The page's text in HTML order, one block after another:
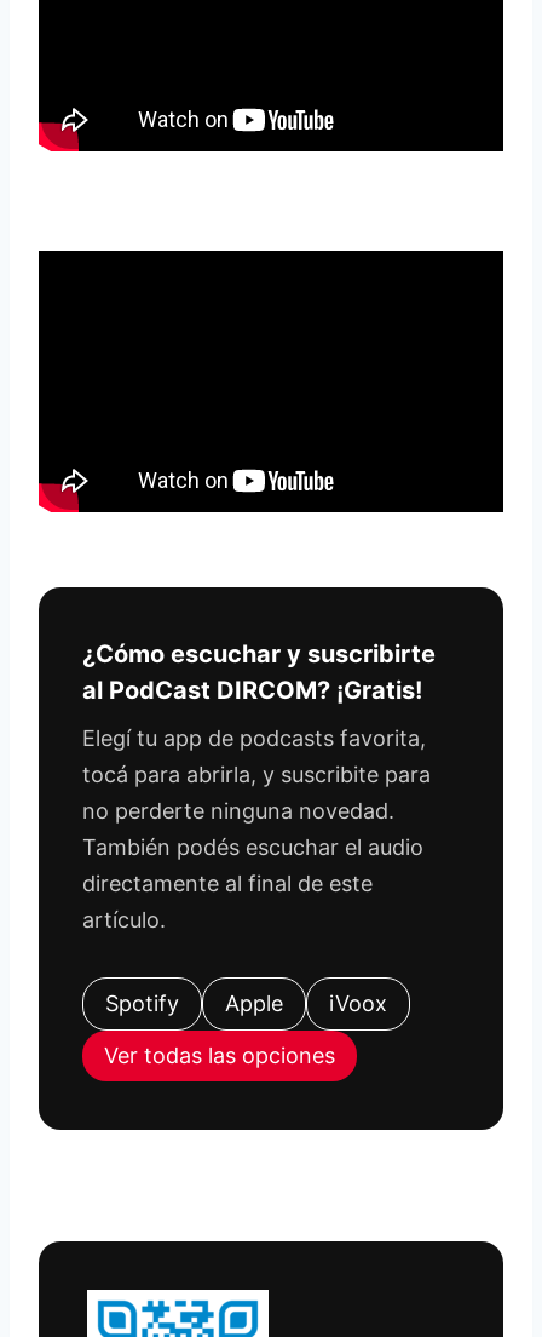
¿Cómo escuchar y suscribirte
al PodCast DIRCOM? ¡Gratis!
Elegí tu app de podcasts favorita,
tocá para abrirla, y suscribite para
no perderte ninguna novedad.
También podés escuchar el audio
directamente al final de este
artículo.
Spotify Apple iVoox
Ver todas las opciones